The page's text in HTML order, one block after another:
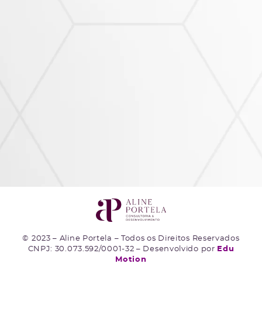
© 2023 – Aline Portela – Todos os Direitos Reservados
CNPJ: 30.073.592/0001-32 – Desenvolvido por Edu
Motion